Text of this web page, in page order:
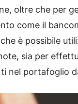
oltre che per
come il
che è possibile
sia per
nel portafoglio